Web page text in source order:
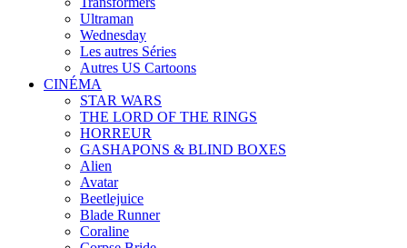
Ultraman
Wednesday
Les autres Séries
Autres US Cartoons
CINÉMA
STAR WARS
THE LORD OF THE RINGS
HORREUR
GASHAPONS & BLIND BOXES
Alien
Avatar
Beetlejuice
Blade Runner
Coraline